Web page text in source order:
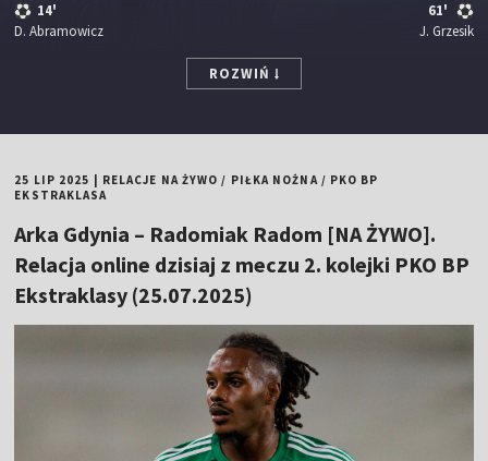
14'
D. Abramowicz
61'
J. Grzesik
ROZWIŃ
25 LIP 2025 RELACJE NA ŻYWO / PIŁKA NOŻNA/ PKO BP
EKSTRAKLASA
Arka Gdynia – Radomiak Radom [NA ŻYWO].
Relacja online dzisiaj z meczu 2. kolejki PKO BP
Ekstraklasy (25.07.2025)